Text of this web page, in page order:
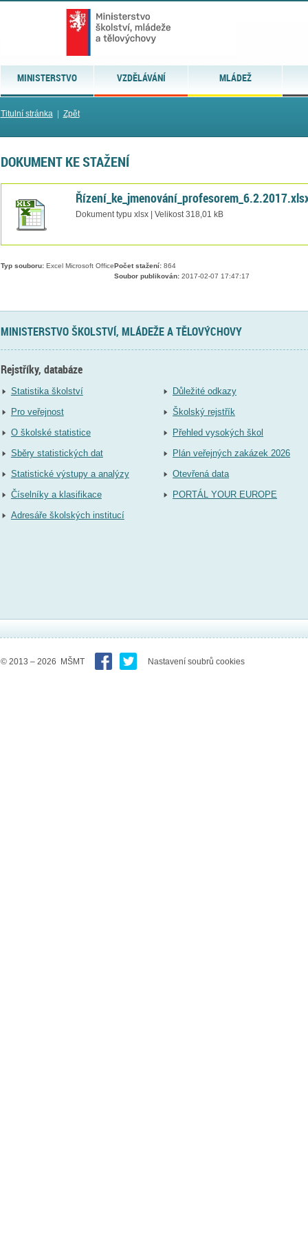
MINISTERSTVO VZDĚLÁVÁNÍ MLÁDEŽ
Titulní stránka| Zpět
DOKUMENT KE STAŽENÍ
Dokument typu xlsx | Velikost 318,01 kB
Typ souboru:Excel Microsoft Office Počet stažení:864
Soubor publikován:2017-02-07 17:47:17
MINISTERSTVO ŠKOLSTVÍ, MLÁDEŽE A TĚLOVÝCHOVY
Rejstříky, databáze
Statistika školství
Pro veřejnost
O školské statistice
Sběry statistických dat
Statistické výstupy a analýzy
Číselníky a klasifikace
Adresáře školských institucí
Důležité odkazy
Školský rejstřík
Přehled vysokých škol
Plán veřejných zakázek 2026
Otevřená data
PORTÁL YOUR EUROPE
© 2013 – 2026 MŠMT Nastavení soubrů cookies